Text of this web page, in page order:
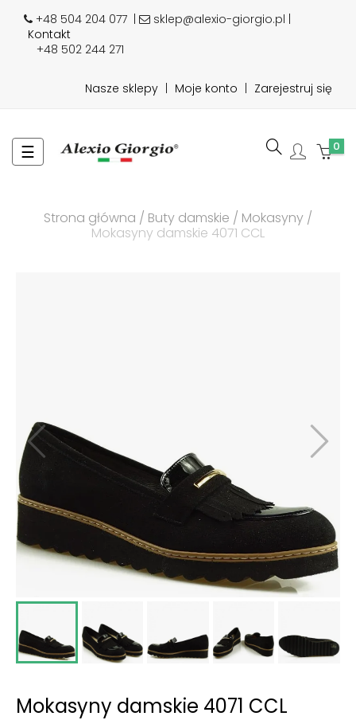
+48 504 204 077
sklep@alexio-giorgio.pl |
Kontakt
+48 502 244 271
Nasze sklepy Moje konto Zarejestruj się
Toggle
navigation
☰ 0
Strona główna Buty damskie
Mokasyny
Mokasyny damskie 4071 CCL
Mokasyny damskie 4071 CCL